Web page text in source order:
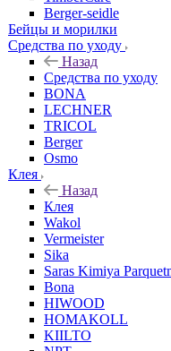
Berger-seidle
Бейцы и морилки
Средства по уходу
Назад
Средства по уходу
BONA
LECHNER
TRICOL
Berger
Osmo
Клея
Назад
Клея
Wakol
Vermeister
Sika
Saras Kimiya
Bona
HIWOOD
HOMAKOLL
KIILTO